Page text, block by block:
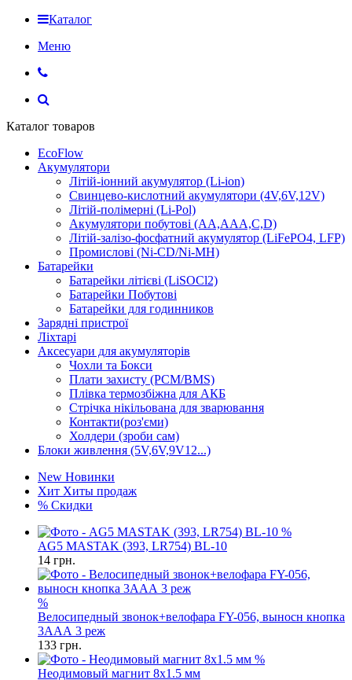
Каталог
Меню
Каталог товаров
EcoFlow
Акумулятори
Літій-іонний акумулятор (Li-ion)
Свинцево-кислотний акумулятори (4V,6V,12V)
Літій-полімерні (Li-Pol)
Акумулятори побутові (AA,AAA,C,D)
Літій-залізо-фосфатний акумулятор (LiFePO4, LFP)
Промислові (Ni-CD/Ni-MH)
Батарейки
Батарейки літієві (LiSOCl2)
Батарейки Побутові
Батарейки для годинников
Зарядні пристрої
Ліхтарі
Аксесуари для акумуляторів
Чохли та Бокси
Плати захисту (PCM/BMS)
Плівка термозбіжна для АКБ
Стрічка нікільована для зварювання
Контакти(роз'єми)
Холдери (зроби сам)
Блоки живлення (5V,6V,9V12...)
New Новинки
Хит Хиты продаж
% Скидки
%
AG5 MASTAK (393, LR754) BL-10
14 грн.
%
Велосипедный звонок+велофара FY-056, выносн кнопка
3ААА 3 реж
133 грн.
%
Неодимовый магнит 8х1.5 мм